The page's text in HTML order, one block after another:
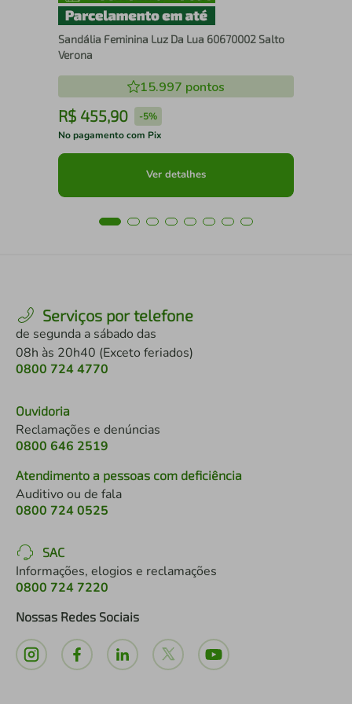
Sandália Feminina Luz Da Lua 60670002 Salto
Verona
15.997 pontos
R$ 455,90 -5%
No pagamento com Pix
Ver detalhes
Serviços por telefone
de segunda a sábado das
08h às 20h40 (Exceto feriados)
0800 724 4770
Ouvidoria
Reclamações e denúncias
0800 646 2519
Atendimento a pessoas com deficiência
Auditivo ou de fala
0800 724 0525
SAC
Informações, elogios e reclamações
0800 724 7220
Nossas Redes Sociais